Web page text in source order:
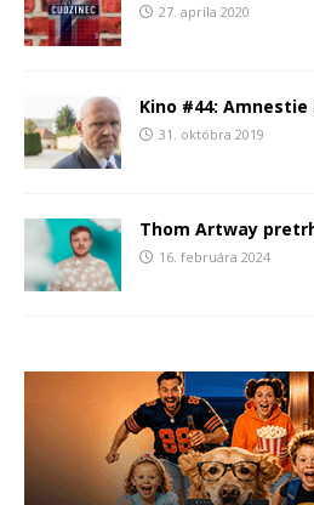
27. apríla 2020
Kino #44:
31. októbra 2019
Thom Artway
16. februára 2024